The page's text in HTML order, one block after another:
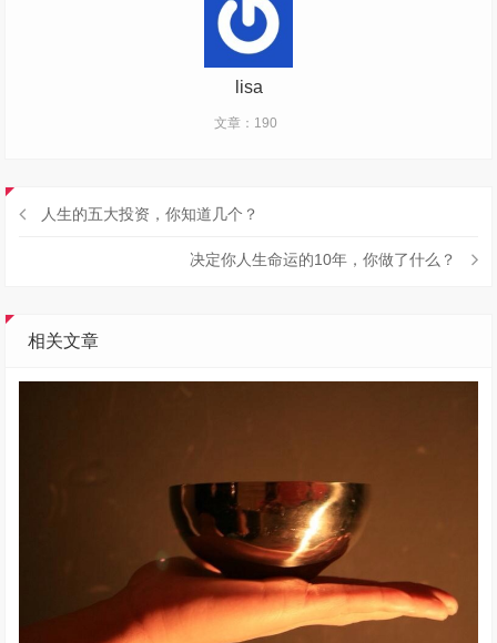
lisa
文章：190
人生的五大投资，你知道几个？
决定你人生命运的10年，你做了什么？
相关文章